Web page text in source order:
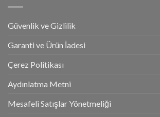
Güvenlik ve Gizlilik
Garanti ve Ürün İadesi
Çerez Politikası
Aydınlatma Metni
Mesafeli Satışlar Yönetmeliği